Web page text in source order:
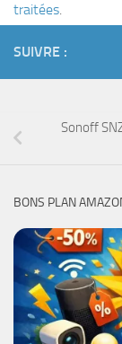
traitées.
SUIVRE :
Sonoff
BONS PLAN